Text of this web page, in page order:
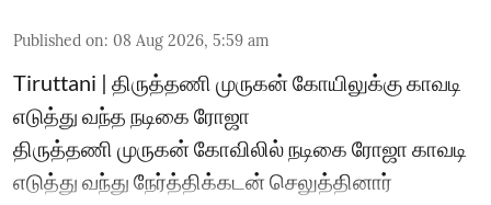
Published on: 08 Aug 2026, 5:59 am
Tiruttani | திருத்தணி முருகன் கோயிலுக்கு காவடி
எடுத்து வந்த நடிகை ரோஜா
திருத்தணி முருகன் கோவிலில் நடிகை ரோஜா காவடி
எடுத்து வந்து நேர்த்திக்கடன் செலுத்தினார்